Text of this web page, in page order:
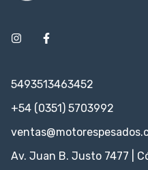
5493513463452
+54 (0351) 5703992
Av. Juan B. Justo 7477 |